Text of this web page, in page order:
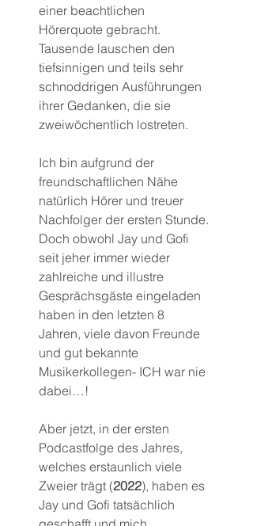
einer beachtlichen
Hörerquote gebracht.
Tausende lauschen den
tiefsinnigen und teils sehr
schnoddrigen Ausführungen
ihrer Gedanken, die sie
zweiwöchentlich lostreten.
Ich bin aufgrund der
freundschaftlichen Nähe
natürlich Hörer und treuer
Nachfolger der ersten Stunde.
Doch obwohl Jay und Gofi
seit jeher immer wieder
zahlreiche und illustre
Gesprächsgäste eingeladen
haben in den letzten 8
Jahren, viele davon Freunde
und gut bekannte
Musikerkollegen- ICH war nie
dabei…!
Aber jetzt, in der ersten
Podcastfolge des Jahres,
welches erstaunlich viele
Zweier trägt (2022), haben es
Jay und Gofi tatsächlich